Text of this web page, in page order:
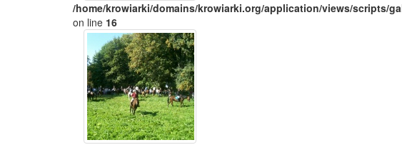
/home/krowiarki/domains/krowiarki.org/application/views/scripts/
on line 16